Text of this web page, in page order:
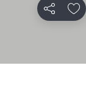
Partilhar
preços